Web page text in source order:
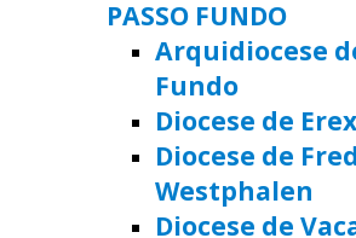
PASSO FUNDO
Arquidiocese
Fundo
Diocese de
Diocese de
Westphalen
Diocese de